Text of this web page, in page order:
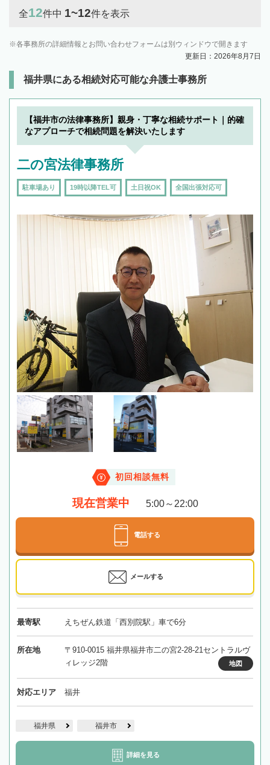
全12件中 1~12件を表示
各事務所の詳細情報とお問い合わせフォームは別ウィンドウで開きます
更新日：2026年8月7日
福井県にある相続対応可能な弁護士事務所
【福井市の法律事務所】親身・丁寧な相続サポート｜的確
なアプローチで相続問題を解決いたします
二の宮法律事務所
駐車場あり 19時以降TEL可 土日祝OK 全国出張対応可
初回相談無料
現在営業中 5:00～22:00
電話する
メールする
最寄駅 えちぜん鉄道「西別院駅」車で6分
所在地
〒910-0015 福井県福井市二の宮2-28-21セントラルヴ
ィレッジ2階
地図
対応エリア 福井
福井県 福井市
詳細を見る